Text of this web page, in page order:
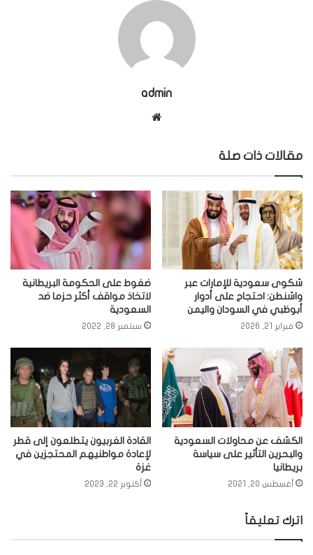
admin
مقالات ذات صلة
شكوى سعودية للإمارات عبر
واشنطن: احتجاج على أدوار
أبوظبي في السودان واليمن
فبراير 21, 2026
ضغوط على الحكومة البريطانية
لاتخاذ مواقف أكثر حزما ضد
السعودية
سبتمبر 28, 2022
الكشف عن محاولات السعودية
والبحرين التأثير على سياسة
بريطانيا
أغسطس 20, 2021
القادة الغربيون يتطلعون إلى قطر
لإعادة مواطنيهم المحتجزين في
غزة
أكتوبر 22, 2023
اترك تعليقاً